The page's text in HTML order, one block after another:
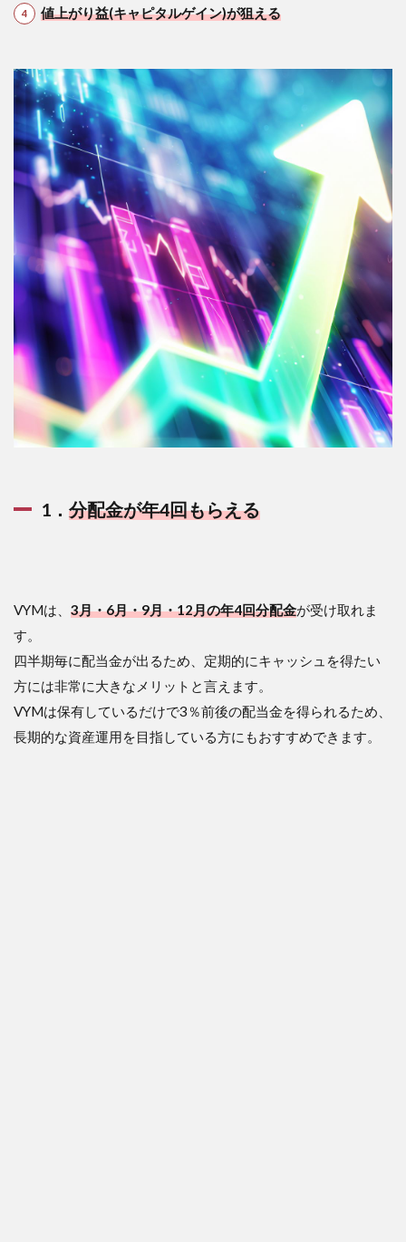
値上がり益(キャピタルゲイン)が狙える
1． 分配金が年4回もらえる
VYMは、 3月・6月・9月・12月の年4回分配金が受け取れま
す。
四半期毎に配当金が出るため、定期的にキャッシュを得たい
方には非常に大きなメリットと言えます。
VYMは保有しているだけで3％前後の配当金を得られるため、
長期的な資産運用を目指している方にもおすすめできます。